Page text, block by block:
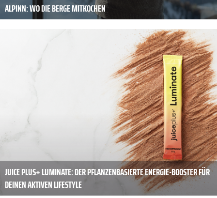
ALPINN: WO DIE BERGE MITKOCHEN
JUICE PLUS+ LUMINATE: DER PFLANZENBASIERTE ENERGIE-BOOSTER FÜR
DEINEN AKTIVEN LIFESTYLE